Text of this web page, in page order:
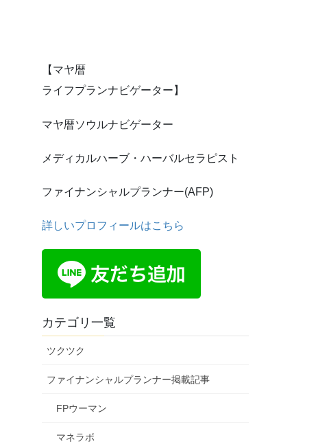
【マヤ暦
ライフプランナビゲーター】
マヤ暦ソウルナビゲーター
メディカルハーブ・ハーバルセラピスト
ファイナンシャルプランナー(AFP)
詳しいプロフィールはこちら
カテゴリ一覧
ツクツク
ファイナンシャルプランナー掲載記事
FPウーマン
マネラボ